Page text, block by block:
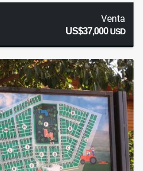
Venta
US$37,000USD